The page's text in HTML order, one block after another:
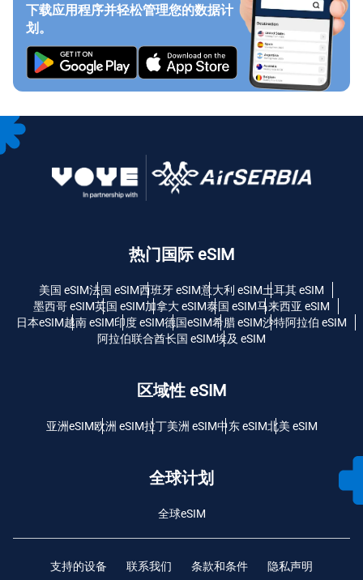
下载应用程序并轻松管理您的数据计
划。
热门国际 eSIM
美国 eSIM法国 eSIM西班牙 eSIM意大利 eSIM土耳其 eSIM
墨西哥 eSIM英国 eSIM加拿大 eSIM泰国 eSIM马来西亚 eSIM
日本eSIM越南 eSIM印度 eSIM德国eSIM希腊 eSIM沙特阿拉伯 eSIM
阿拉伯联合酋长国 eSIM埃及 eSIM
区域性 eSIM
亚洲eSIM欧洲 eSIM拉丁美洲 eSIM中东 eSIM北美 eSIM
全球计划
全球eSIM
支持的设备 联系我们 条款和条件 隐私声明